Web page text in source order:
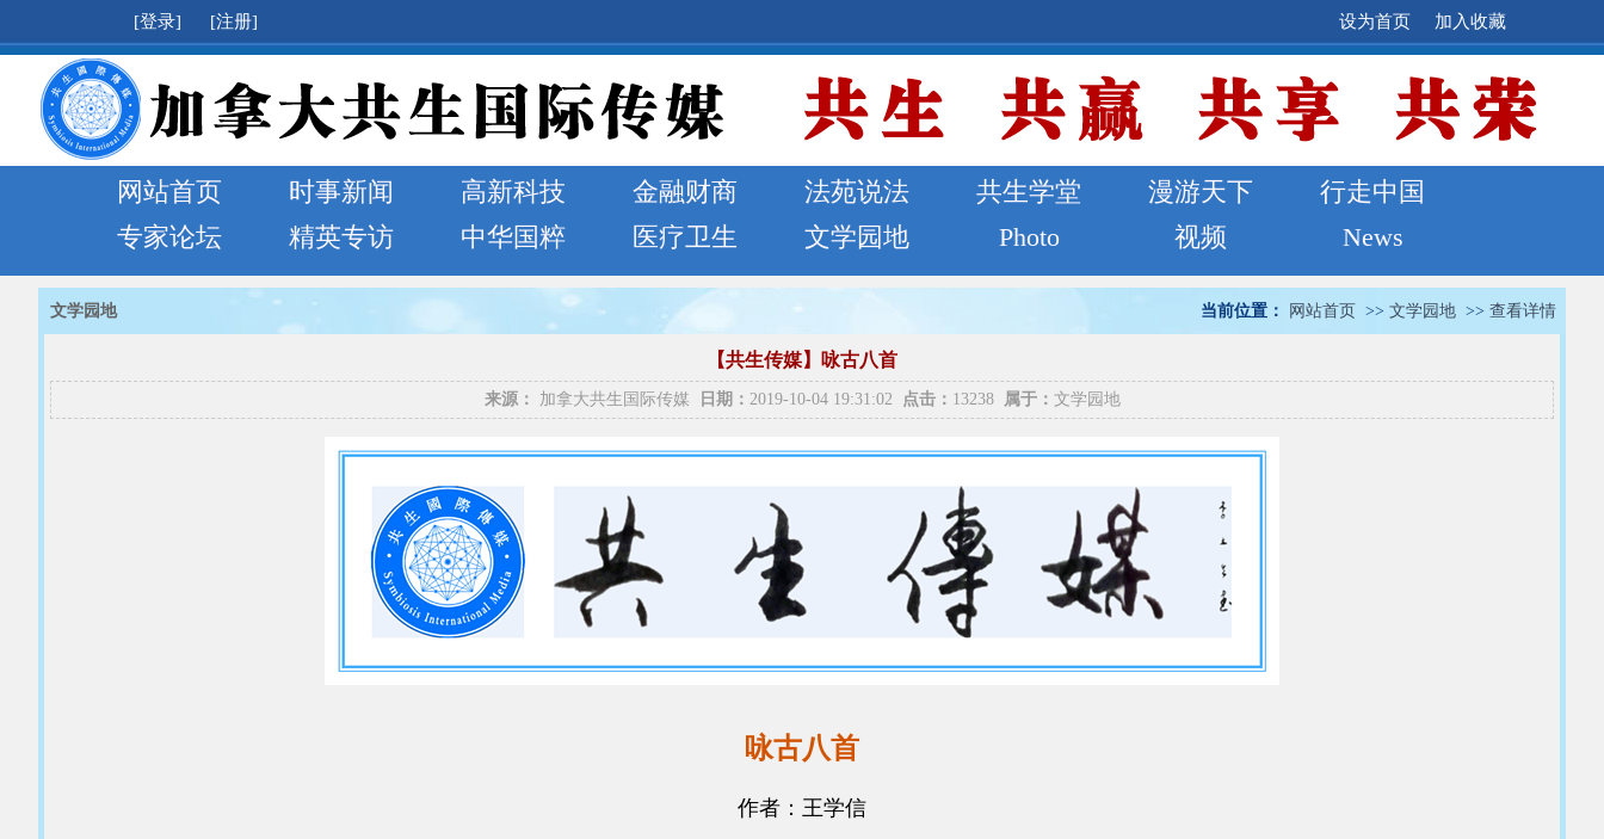
[登录] [注册] 加入收藏
设为首页
网站首页 时事新闻 高新科技 金融财商 法苑说法 共生学堂 漫游天下
行走中国
专家论坛
精英专访 中华国粹 医疗卫生 文学园地 Photo 视频 News
当前位置： 网站首页 >> 文学园地 >> 查看详情
文学园地
【共生传媒】咏古八首
来源： 加拿大共生国际传媒 日期： 2019-10-04 19:31:02 点击： 13238 属于： 文学园地
咏古八首
作者：王学信